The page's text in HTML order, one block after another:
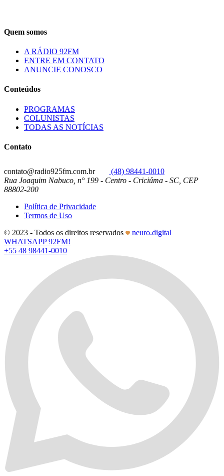
Quem somos
A RÁDIO 92FM
ENTRE EM CONTATO
ANUNCIE CONOSCO
Conteúdos
PROGRAMAS
COLUNISTAS
TODAS AS NOTÍCIAS
Contato
contato@radio925fm.com.br
(48) 98441-0010
Rua Joaquim Nabuco, n° 199 - Centro - Criciúma - SC, CEP
88802-200
Política de Privacidade
Termos de Uso
© 2023 - Todos os direitos reservados
neuro.digital
WHATSAPP 92FM!
+55 48 98441-0010